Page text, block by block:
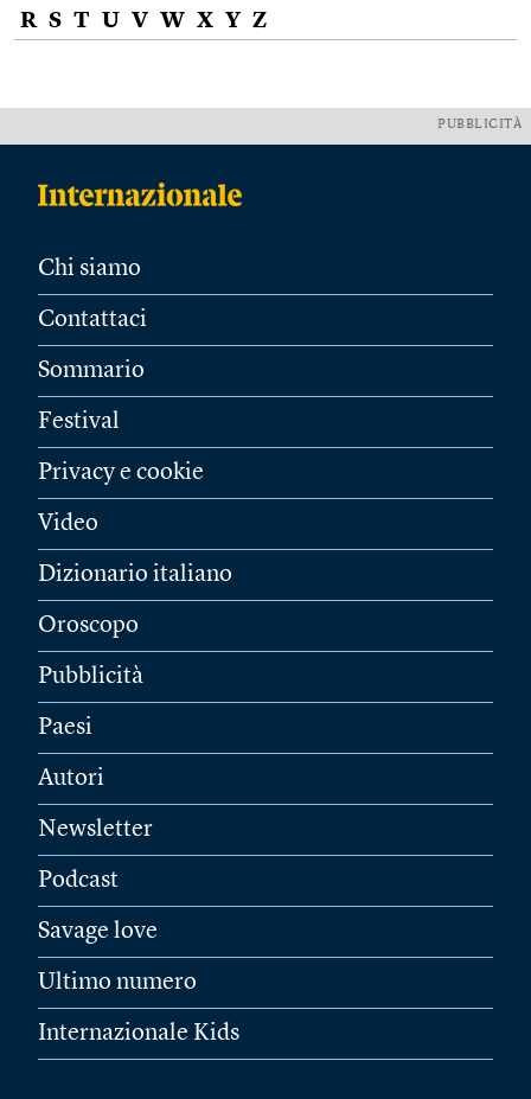
R S T U V W X Y Z
PUBBLICITÀ
Chi siamo
Contattaci
Sommario
Festival
Privacy e cookie
Video
Dizionario italiano
Oroscopo
Pubblicità
Paesi
Autori
Newsletter
Podcast
Savage love
Ultimo numero
Internazionale Kids